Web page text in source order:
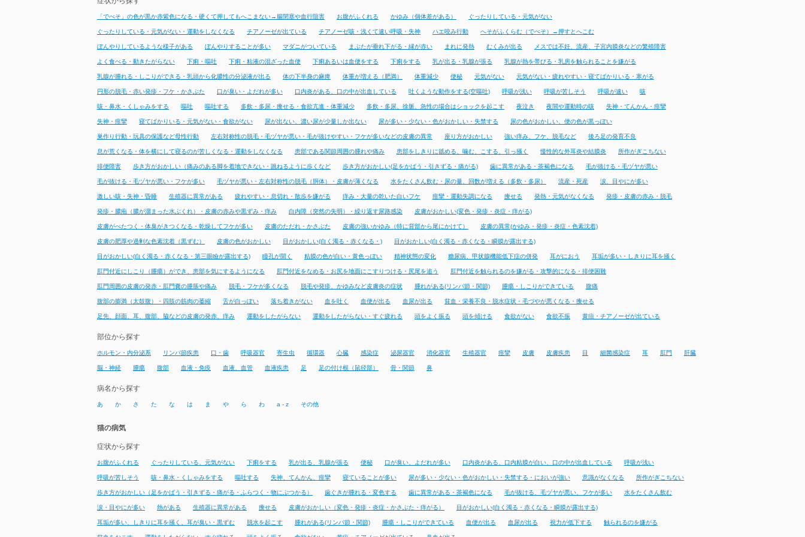
「でべそ」の色が黒か赤紫色になる・硬くて押してもへこまない→腸閉塞や血行阻害 お腹がふくれる かゆみ（個体差がある） ぐったりしている・元気がない
ぐったりしている・元気がない・運動をしなくなる チアノーゼが出ている チアノーゼ咳・浅くて速い呼吸・失神 ハエ咬み行動 へそがふくらむ（でべそ）→押すとへこむ
ぼんやりしているような様子がある ぼんやりすることが多い マダニがついている まぶたが垂れ下がる・縁が赤い まれに発熱 むくみが出る メスでは不妊、流産、子宮内膜炎などの繁殖障害
よく食べる・動きたがらない 下痢・嘔吐 下痢・粘液の混ざった血便 下痢あるいは血便をする 下痢をする 乳が出る・乳腺が張る 乳腺が熱を帯びる・乳房を触られることを嫌がる
乳腺が腫れる・しこりができる・乳頭から化膿性の分泌液が出る 体の下半身の麻痺 体重が増える（肥満） 体重減少 便秘 元気がない 元気がない・疲れやすい・寝てばかりいる・寒がる
円形の脱毛・赤い発疹・フケ・かさぶた 口が臭い・よだれが多い 口内炎がある、口の中が出血している 吐くような動作をする(空嘔吐) 呼吸が浅い 呼吸が苦しそう 呼吸が速い 咳
咳・鼻水・くしゃみをする 嘔吐 嘔吐する 多飲・多尿・痩せる・食欲亢進・体重減少 多飲・多尿、徐脈、急性の場合はショックを起こす 夜泣き 夜間や運動時の咳 失神・てんかん・痙攣
失神・痙攣 寝てばかりいる・元気がない・食欲がない 尿が出ない、濃い尿が少量しか出ない 尿が多い・少ない・色がおかしい・失禁する 尿の色がおかしい、便の色が黒っぽい
巣作り行動・玩具の保護など母性行動 左右対称性の脱毛・毛ヅヤが悪い・毛が抜けやすい・フケが多いなどの皮膚の異常 座り方がおかしい 強い痒み、フケ、脱毛など 後ろ足の発育不良
息が荒くなる・体を横にして寝るのが苦しくなる・運動をしなくなる 患部である関節周囲の腫れや痛み 患部をしきりに舐める、噛む、こする、引っ掻く 慢性的な外耳炎や結膜炎 所作がぎこちない
排便障害 歩き方がおかしい（痛みのある脚を着地できない・跳ねるように歩くなど 歩き方がおかしい(足をかばう・引きずる・痛がる) 歯に異常がある・茶褐色になる 毛が抜ける・毛ヅヤが悪い
毛が抜ける・毛ヅヤが悪い・フケが多い 毛ヅヤが悪い・左右対称性の脱毛（胴体）・皮膚が薄くなる 水をたくさん飲む・尿の量、回数が増える（多飲・多尿） 流産・死産 涙、目やにが多い
激しい咳・失神・昏睡 生殖器に異常がある 疲れやすい・息切れ・散歩を嫌がる 痒み・大量の乾いた白いフケ 痙攣・運動失調になる 痩せる 発熱・元気がなくなる 発疹・皮膚の赤み・脱毛
発疹・膿疱（膿が溜まった水ぶくれ）・皮膚の赤みや黒ずみ・痒み 白内障（突然の失明）・繰り返す尿路感染 皮膚がおかしい(変色・発疹・炎症・痒がる)
皮膚がべたつく・体臭がきつくなる・乾燥してフケが多い 皮膚のただれ・かさぶた 皮膚の強いかゆみ（特に背部から尾にかけて） 皮膚の異常(かゆみ・発疹・炎症・色素沈着)
皮膚の肥厚や過剰な色素沈着（黒ずむ） 皮膚の色がおかしい 目がおかしい(白く濁る・赤くなる・) 目がおかしい(白く濁る・赤くなる・瞬膜が露出する)
目がおかしい(白く濁る・赤くなる・第三眼瞼が露出する) 瞳孔が開く 粘膜の色が白い・黄色っぽい 精神状態の変化 糖尿病、甲状腺機能低下症の併発 耳がにおう 耳垢が多い・しきりに耳を掻く
肛門付近にしこり（腫瘍）ができ、患部を気にするようになる 肛門付近をなめる・お尻を地面にこすりつける・尻尾を追う 肛門付近を触られるのを嫌がる・攻撃的になる・排便困難
肛門周囲の皮膚の発赤・肛門嚢の腫脹や痛み 脱毛・フケが多くなる 脱毛や発疹、かゆみなど皮膚炎の症状 腫れがある(リンパ節・関節) 腫瘍・しこりができている 腹痛
腹部の膨満（太鼓腹）・四肢の筋肉の萎縮 舌が白っぽい 落ち着きがない 血を吐く 血便が出る 血尿が出る 貧血・栄養不良・脱水症状・毛づやが悪くなる・痩せる
足先、顔面、耳、腹部、脇などの皮膚の発赤、痒み 運動をしたがらない 運動をしたがらない・すぐ疲れる 頭をよく振る 頭を傾ける 食欲がない 食欲不振 黄疸・チアノーゼが出ている
部位から探す
ホルモン・内分泌系 リンパ節疾患 口・歯 呼吸器官 寄生虫 循環器 心臓 感染症 泌尿器官 消化器官 生殖器官 痙攣 皮膚 皮膚疾患 目 細菌感染症 耳 肛門 肝臓
脳・神経 腫瘍 腹部 血液・免疫 血液、血管 血液疾患 足 足の付け根（鼠径部） 骨・関節 鼻
病名から探す
あ か さ た な は ま や ら わ a - z その他
猫の病気
症状から探す
お腹がふくれる ぐったりしている、元気がない 下痢をする 乳が出る、乳腺が張る 便秘 口が臭い、よだれが多い 口内炎がある、口内粘膜が白い、口の中が出血している 呼吸が浅い
呼吸が苦しそう 咳・鼻水・くしゃみをする 嘔吐する 失神、てんかん、痙攣 寝ていることが多い 尿が多い・少ない・色がおかしい・失禁する・においが強い 意識がなくなる 所作がぎこちない
歩き方がおかしい（足をかばう・引きずる・痛がる・ふらつく・物にぶつかる） 歯ぐきが腫れる・変色する 歯に異常がある・茶褐色になる 毛が抜ける、毛ヅヤが悪い、フケが多い 水をたくさん飲む
涙・目やにが多い 熱がある 生殖器に異常がある 痩せる 皮膚がおかしい（変色・発疹・炎症・かさぶた・痒がる） 目がおかしい(白く濁る・赤くなる・瞬膜が露出する)
耳垢が多い、しきりに耳を掻く、耳が臭い・黒ずむ 脱水を起こす 腫れがある(リンパ節・関節) 腫瘍・しこりができている 血便が出る 血尿が出る 視力が低下する 触られるのを嫌がる